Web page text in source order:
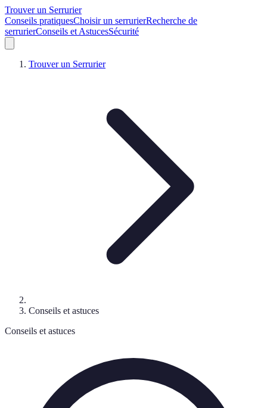
Trouver un Serrurier
Conseils pratiquesChoisir un serrurierRecherche de
serrurierConseils et AstucesSécurité
Trouver un Serrurier
Conseils et astuces
Conseils et astuces